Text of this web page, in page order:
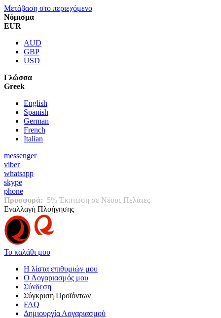
Μετάβαση στο περιεχόμενο
Νόμισμα
EUR
AUD
GBP
USD
Γλώσσα
Greek
English
Spanish
German
French
Italian
messenger
viber
whatsapp
skype
phone
Προσφορά: 5% Έκπτωση σε Νέους Πελάτες
Εναλλαγή Πλοήγησης
Το καλάθι μου
Η λίστα επιθυμιών μου
Ο Λογαριασμός μου
Σύνδεση
Σύγκριση Προϊόντων
FAQ
Δημιουργία Λογαριασμού